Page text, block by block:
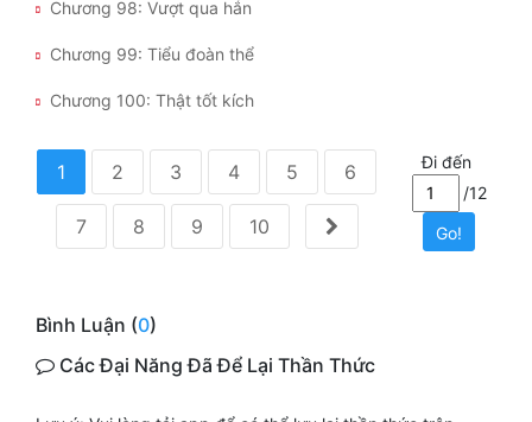
Chương 98: Vượt qua hắn
Chương 99: Tiểu đoàn thể
Chương 100: Thật tốt kích
1 2 3 4 5 6
7 8 9 10
Đi đến
/12
Go!
Bình Luận (0)
Các Đại Năng Đã Để Lại Thần Thức